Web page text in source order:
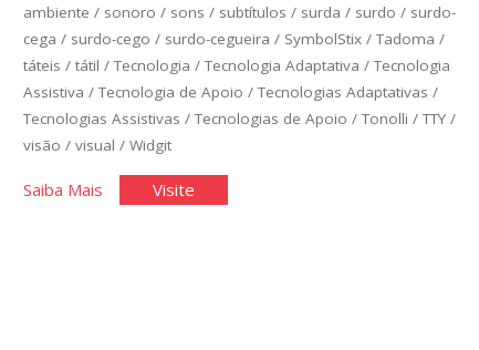
ambiente / sonoro / sons / subtítulos / surda / surdo / surdo-
cega / surdo-cego / surdo-cegueira / SymbolStix/Tadoma /
táteis / tátil /Tecnologia /Tecnologia Adaptativa /Tecnologia
Assistiva /Tecnologia de Apoio /Tecnologias Adaptativas /
Tecnologias Assistivas /Tecnologias de Apoio /Tonolli /TTY/
visão / visual / Widgit
Saiba Mais"Tecnologia
Visite"Tecnologia